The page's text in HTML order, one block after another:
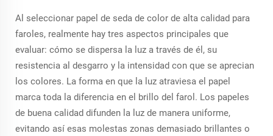
Al seleccionar papel de seda de color de alta calidad para
faroles, realmente hay tres aspectos principales que
evaluar: cómo se dispersa la luz a través de él, su
resistencia al desgarro y la intensidad con que se aprecian
los colores. La forma en que la luz atraviesa el papel
marca toda la diferencia en el brillo del farol. Los papeles
de buena calidad difunden la luz de manera uniforme,
evitando así esas molestas zonas demasiado brillantes o